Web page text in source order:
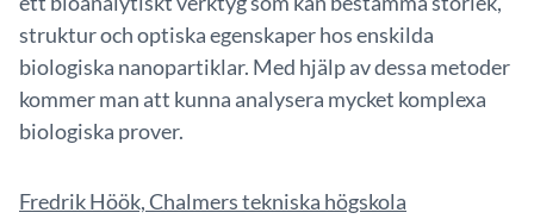
struktur och optiska egenskaper hos enskilda
biologiska nanopartiklar. Med hjälp av dessa metoder
kommer man att kunna analysera mycket komplexa
biologiska prover.
Fredrik Höök, Chalmers tekniska högskola